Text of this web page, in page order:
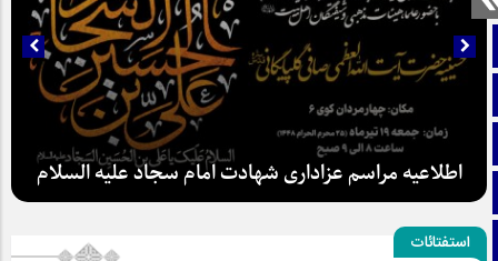
صفحه نخست
آپارات
اینستاگرام
اطلاعیه مراسم عزاداری شهادت امام سجاد علیه السلام
استفتائات